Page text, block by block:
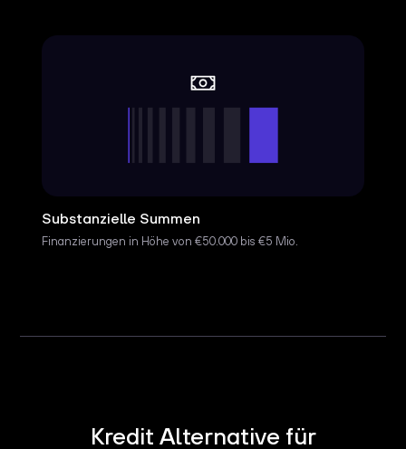
Substanzielle Summen
Finanzierungen in Höhe von €50.000 bis €5 Mio.
Kredit Alternative für